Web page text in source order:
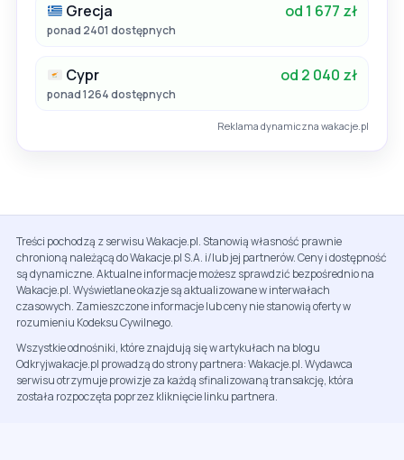
Grecja od 1 677 zł
ponad 2401 dostępnych
Cypr od 2 040 zł
ponad 1264 dostępnych
Reklama dynamiczna wakacje.pl
Treści pochodzą z serwisu Wakacje.pl. Stanowią własność prawnie
chronioną należącą do Wakacje.pl S.A. i/lub jej partnerów. Ceny i dostępność
są dynamiczne. Aktualne informacje możesz sprawdzić bezpośrednio na
Wakacje.pl. Wyświetlane okazje są aktualizowane w interwałach
czasowych. Zamieszczone informacje lub ceny nie stanowią oferty w
rozumieniu Kodeksu Cywilnego.
Wszystkie odnośniki, które znajdują się w artykułach na blogu
Odkryjwakacje.pl prowadzą do strony partnera: Wakacje.pl. Wydawca
serwisu otrzymuje prowizje za każdą sfinalizowaną transakcję, która
została rozpoczęta poprzez kliknięcie linku partnera.